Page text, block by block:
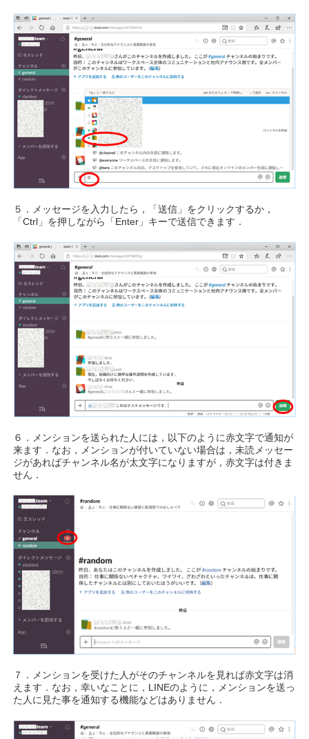
５．メッセージを入力したら，「送信」をクリックするか，
「Ctrl」を押しながら「Enter」キーで送信できます．
６．メンションを送られた人には，以下のように赤文字で通知が
来ます．なお，メンションが付いていない場合は，未読メッセー
ジがあればチャンネル名が太文字になりますが，赤文字は付きま
せん．
７．メンションを受けた人がそのチャンネルを見れば赤文字は消
えます．なお，幸いなことに，LINEのように，メンションを送っ
た人に見た事を通知する機能などはありません．